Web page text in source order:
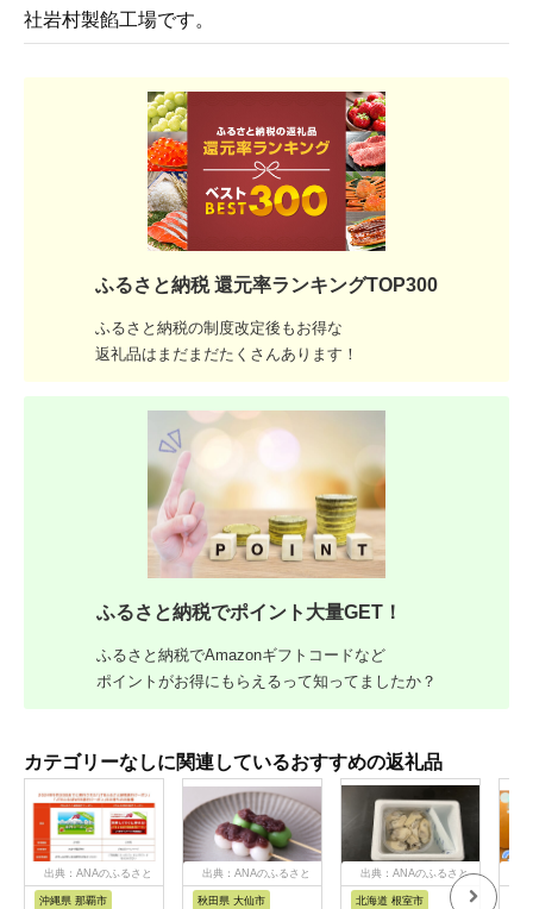
社岩村製餡工場です。
ふるさと納税 還元率ランキングTOP300
ふるさと納税の制度改定後もお得な
返礼品はまだまだたくさんあります！
ふるさと納税でポイント大量GET！
ふるさと納税でAmazonギフトコードなど
ポイントがお得にもらえるって知ってましたか？
カテゴリーなしに関連しているおすすめの返礼品
出典：ANAのふるさと
沖縄県 那覇市
出典：ANAのふるさと
秋田県 大仙市
出典：ANAのふるさと
納税
北海道 根室市